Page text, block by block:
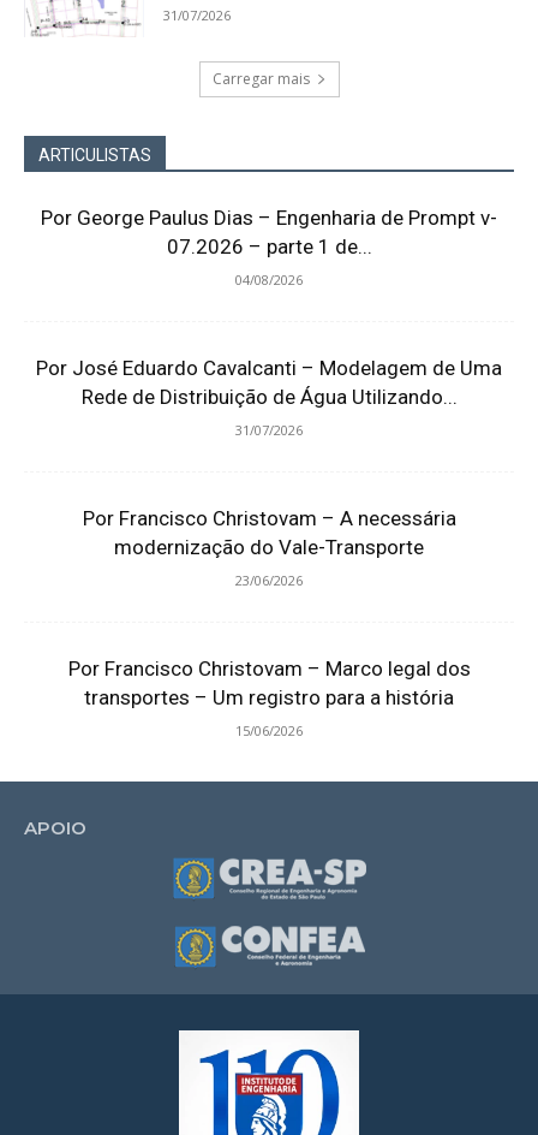
31/07/2026
Carregar mais
ARTICULISTAS
Por George Paulus Dias – Engenharia de Prompt v-
07.2026 – parte 1 de...
04/08/2026
Por José Eduardo Cavalcanti – Modelagem de Uma
Rede de Distribuição de Água Utilizando...
31/07/2026
Por Francisco Christovam – A necessária
modernização do Vale-Transporte
23/06/2026
Por Francisco Christovam – Marco legal dos
transportes – Um registro para a história
15/06/2026
APOIO